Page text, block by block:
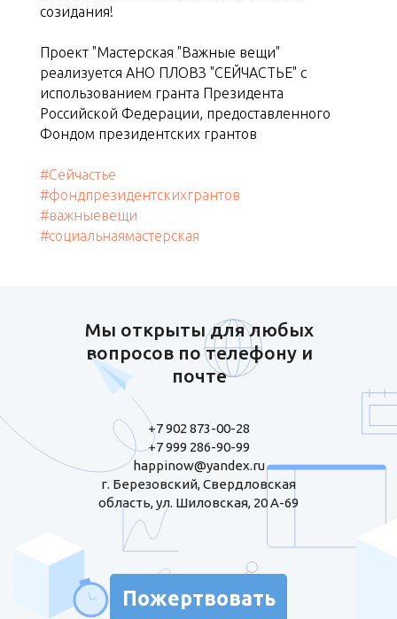
созидания!
Проект "Мастерская "Важные вещи"
реализуется АНО ПЛОВЗ "СЕЙЧАСТЬЕ" с
использованием гранта Президента
Российской Федерации, предоставленного
Фондом президентских грантов
#Сейчастье
#фондпрезидентскихгрантов
#важныевещи
#социальнаямастерская
Мы открыты для любых
вопросов по телефону и
почте
+7 902 873-00-28
+7 999 286-90-99
happinow@yandex.ru
г. Березовский, Свердловская
область, ул. Шиловская, 20 А-69
Пожертвовать